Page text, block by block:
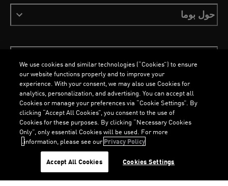
G
...
حول بوما
ملفات تعريف الارتباطسياسة الخصوصيةImprint
العربية
جميع الحقوق محفوظة © PUMA, 2026
We use cookies and similar technologies (“Cookies”) to ensure
our website functions properly and to improve your
experience. With your consent, we may also use Cookies for
analytics, personalization, and advertising. You can accept all
Cookies or manage your preferences via “Cookie Settings”. By
clicking “Accept All Cookies”, you consent to the use of
Cookies for these purposes. By clicking “Necessary Cookies
Only”, only essential Cookies will be used. For more
information, please see ourPrivacy Policy.
Cookies Settings
Accept All Cookies